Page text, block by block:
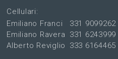
Cellulari:
Emiliano Franci
Emiliano Ravera
Alberto Reviglio
331 9099262
331 6243999
333 6164465